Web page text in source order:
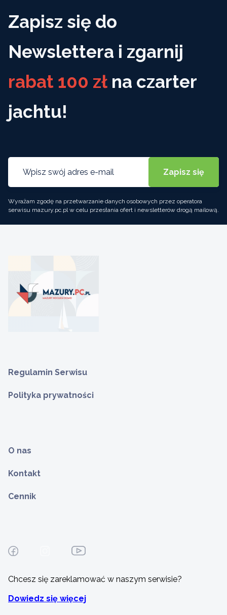
Zapisz się do
Newslettera i zgarnij
rabat 100 zł na czarter
jachtu!
Wyrażam zgodę na przetwarzanie danych osobowych przez operatora
serwisu mazury.pc.pl w celu przesłania ofert i newsletterów drogą mailową.
Regulamin Serwisu
Polityka prywatności
O nas
Kontakt
Cennik
Chcesz się zareklamować w naszym serwisie?
Dowiedz się więcej